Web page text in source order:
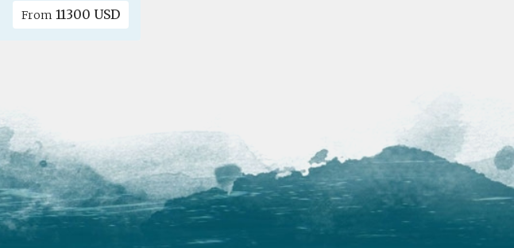
From 11300 USD